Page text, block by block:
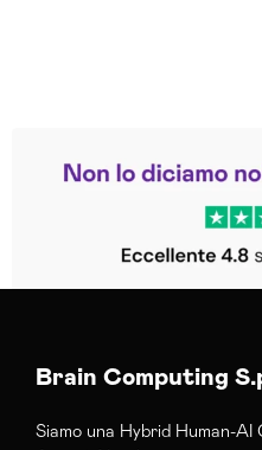
Trustpilot
Brain Computing
Siamo una Hybrid Human-AI